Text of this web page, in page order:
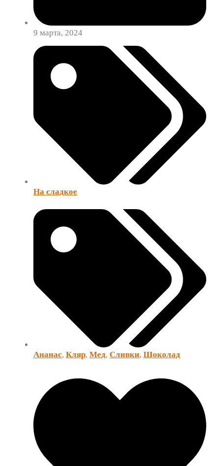
9 марта, 2024
На сладкое
Ананас, Кляр, Мед, Сливки, Шоколад